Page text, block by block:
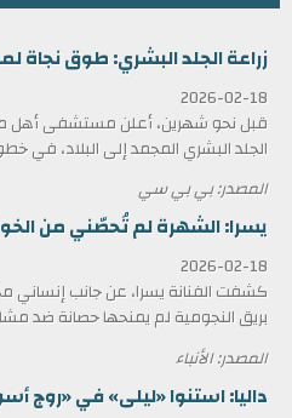
زراعة الجلد البشري: طوق نجاة
2026-02-18
قبل نحو شهرين، أعلن مستشفى أهل
الجلد البشري المجمد إلى البلاد، في
المصدر: بي بي سي
يسرا: الشهرة لم تُحصّني من
2026-02-18
كشفت الفنانة يسرا، عن جانب
بريق النجومية لم يمنحها حصانة ضد
المصدر: الأنباء
داليا: استنوا «ليلى» في «روج